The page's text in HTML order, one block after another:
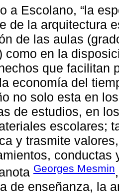
a Escolano, “la
de la arquitectura
de las aulas
como en la
que facilitan
economía del
no solo esta en
de estudios, en
escolares;
y trasmite
conductas
Georges Mesmin
de enseñanza, la